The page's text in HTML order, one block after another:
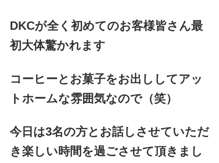
DKCが全く初めてのお客様皆さん最
初大体驚かれます
コーヒーとお菓子をお出ししてアッ
トホームな雰囲気なので（笑）
今日は3名の方とお話しさせていただ
き楽しい時間を過ごさせて頂きまし